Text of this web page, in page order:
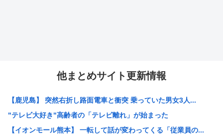
他まとめサイト更新情報
【鹿児島】 突然右折し路面電車と衝突 乗っていた男女3人...
"テレビ大好き"高齢者の「テレビ離れ」が始まった
【イオンモール熊本】 一転して話が変わってくる「従業員の...